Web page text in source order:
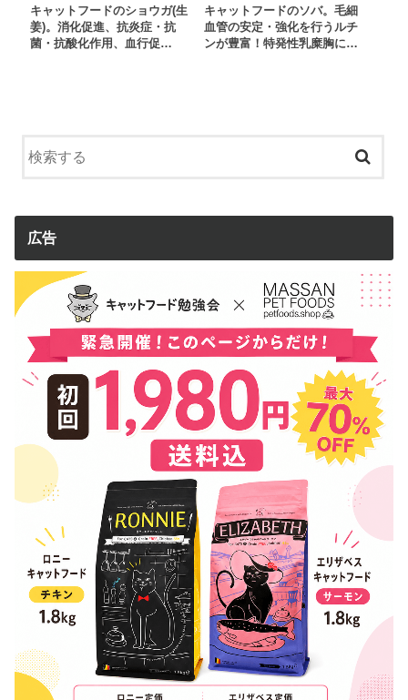
キャットフードのショウガ(生
姜)。消化促進、抗炎症・抗
菌・抗酸化作用、血行促…
キャットフードのソバ。毛細
血管の安定・強化を行うルチ
ンが豊富！特発性乳糜胸に…
広告